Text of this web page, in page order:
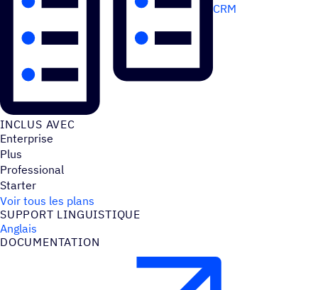
CRM
INCLUS AVEC
Enterprise
Plus
Professional
Starter
Voir tous les plans
SUPPORT LINGUIS­TIQUE
Anglais
DOCU­MEN­TA­TION